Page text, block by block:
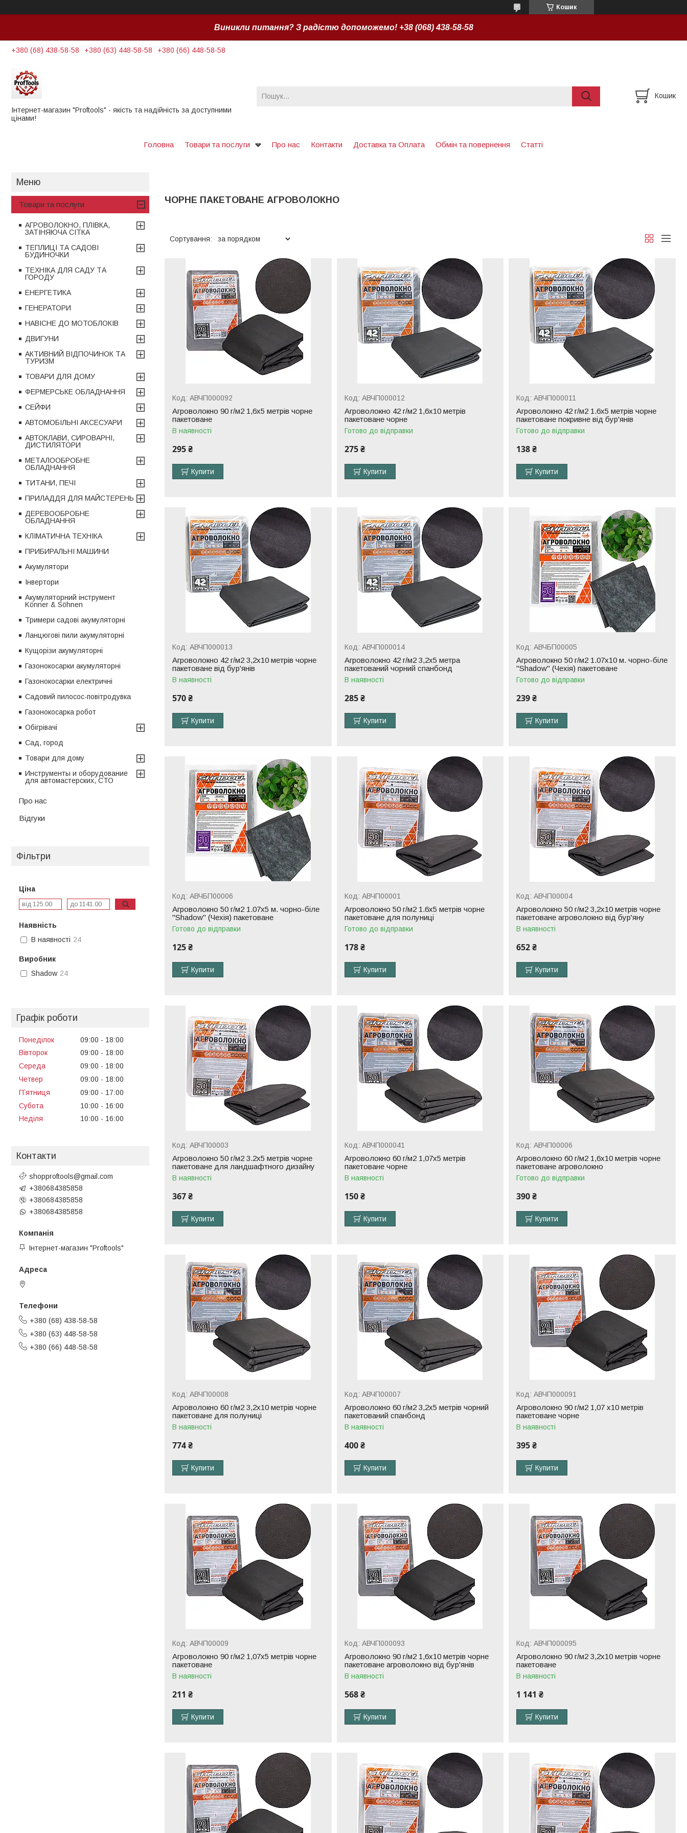
Кошик
Виникли питання? З радістю допоможемо! +38 (068) 438-58-58
+380 (68) 438-58-58 +380 (63) 448-58-58 +380 (66) 448-58-58
Інтернет-магазин "Proftools" - якість та надійність за доступними
цінами!
Кошик
Головна Товари та послуги Про нас Контакти Доставка та Оплата Обмін та повернення Статті
ЧОРНЕ ПАКЕТОВАНЕ АГРОВОЛОКНО
АВЧП000092
Агроволокно 90 г/м2 1,6х5 метрів чорне
пакетоване
В наявності
295 ₴
Купити
АВЧП000012
Агроволокно 42 г/м2 1,6х10 метрів
пакетоване чорне
Готово до відправки
275 ₴
Купити
АВЧП000011
Агроволокно 42 г/м2 1.6х5 метрів чорне
пакетоване покривне від бур'янів
Готово до відправки
138 ₴
Купити
АВЧП000013
Агроволокно 42 г/м2 3,2х10 метрів чорне
пакетоване від бур'янів
В наявності
570 ₴
Купити
АВЧП000014
Агроволокно 42 г/м2 3,2х5 метра
пакетований чорний спанбонд
В наявності
285 ₴
Купити
АВЧБП00005
Агроволокно 50 г/м2 1.07х10 м. чорно-біле
"Shadow" (Чехія) пакетоване
Готово до відправки
239 ₴
Купити
АВЧБП00006
Агроволокно 50 г/м2 1.07х5 м. чорно-біле
"Shadow" (Чехія) пакетоване
Готово до відправки
125 ₴
Купити
АВЧП00001
Агроволокно 50 г/м2 1.6х5 метрів чорне
пакетоване для полуниці
Готово до відправки
178 ₴
Купити
АВЧП00004
Агроволокно 50 г/м2 3,2х10 метрів чорне
пакетоване агроволокно від бур'яну
В наявності
652 ₴
Купити
АВЧП00003
Агроволокно 50 г/м2 3.2х5 метрів чорне
пакетоване для ландшафтного дизайну
В наявності
367 ₴
Купити
АВЧП000041
Агроволокно 60 г/м2 1,07х5 метрів
пакетоване чорне
В наявності
150 ₴
Купити
АВЧП00006
Агроволокно 60 г/м2 1,6х10 метрів чорне
пакетоване агроволокно
Готово до відправки
390 ₴
Купити
АВЧП00008
Агроволокно 60 г/м2 3,2х10 метрів чорне
пакетоване для полуниці
В наявності
774 ₴
Купити
АВЧП00007
Агроволокно 60 г/м2 3,2х5 метрів чорний
пакетований спанбонд
В наявності
400 ₴
Купити
АВЧП000091
Агроволокно 90 г/м2 1,07 x10 метрів
пакетоване чорне
В наявності
395 ₴
Купити
АВЧП00009
Агроволокно 90 г/м2 1,07х5 метрів чорне
пакетоване
В наявності
211 ₴
Купити
АВЧП000093
Агроволокно 90 г/м2 1,6х10 метрів чорне
пакетоване агроволокно від бур'янів
В наявності
568 ₴
Купити
АВЧП000095
Агроволокно 90 г/м2 3,2х10 метрів чорне
пакетоване
В наявності
1 141 ₴
Купити
Товари та послуги
АГРОВОЛОКНО, ПЛІВКА,
ЗАТІНЯЮЧА СІТКА
ТЕПЛИЦІ ТА САДОВІ
БУДИНОЧКИ
ТЕХНІКА ДЛЯ САДУ ТА
ГОРОДУ
ЕНЕРГЕТИКА
ГЕНЕРАТОРИ
НАВІСНЕ ДО МОТОБЛОКІВ
ДВИГУНИ
АКТИВНИЙ ВІДПОЧИНОК ТА
ТУРИЗМ
ТОВАРИ ДЛЯ ДОМУ
ФЕРМЕРСЬКЕ ОБЛАДНАННЯ
СЕЙФИ
АВТОМОБІЛЬНІ АКСЕСУАРИ
АВТОКЛАВИ, СИРОВАРНІ,
ДИСТИЛЯТОРИ
МЕТАЛООБРОБНЕ
ОБЛАДНАННЯ
ТИТАНИ, ПЕЧІ
ПРИЛАДДЯ ДЛЯ МАЙСТЕРЕНЬ
ДЕРЕВООБРОБНЕ
ОБЛАДНАННЯ
КЛІМАТИЧНА ТЕХНІКА
ПРИБИРАЛЬНІ МАШИНИ
Акумулятори
Інвертори
Акумуляторний інструмент
Könner & Söhnen
Тримери садові акумуляторні
Ланцюгові пили акумуляторні
Кущорізи акумуляторні
Газонокосарки акумуляторні
Газонокосарки електричні
Садовий пилосос-повітродувка
Газонокосарка робот
Обігрівачі
Сад, город
Товари для дому
Инструменты и оборудование
для автомастерских, СТО
Про нас
Відгуки
Фільтри
Ціна
Наявність
В наявності 24
Виробник
Shadow 24
Графік роботи
Понеділок 09:00
18:00
Вівторок
09:00
18:00
Середа
09:00
18:00
Четвер
09:00
18:00
Пʼятниця
09:00
17:00
Субота
10:00
16:00
Неділя
10:00 16:00
Контакти
shopproftools@gmail.com
+380684385858
+380684385858
+380684385858
Інтернет-магазин "Proftools"
+380 (68) 438-58-58
+380 (63) 448-58-58
+380 (66) 448-58-58